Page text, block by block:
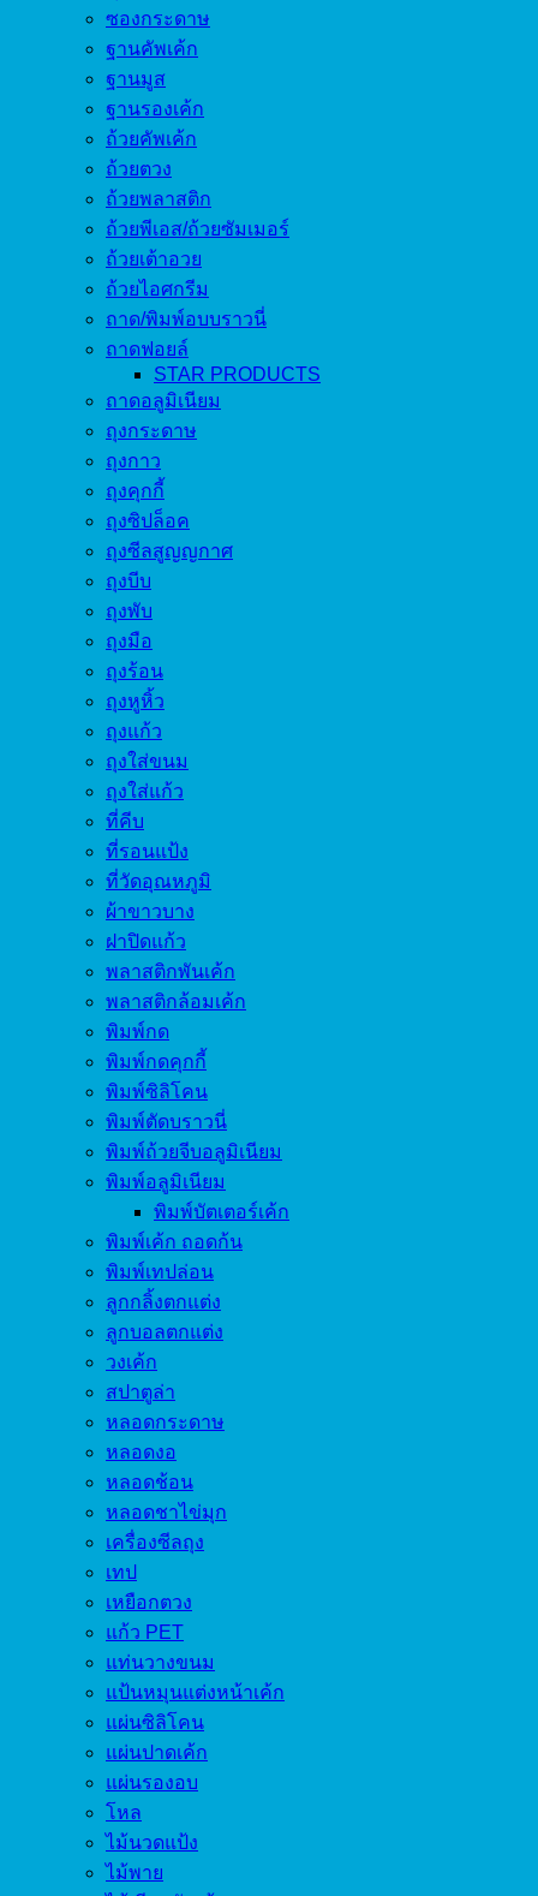
ซองกระดาษ
ฐานคัพเค้ก
ฐานมูส
ฐานรองเค้ก
ถ้วยคัพเค้ก
ถ้วยตวง
ถ้วยพลาสติก
ถ้วยพีเอส/ถ้วยซัมเมอร์
ถ้วยเต้าอวย
ถ้วยไอศกรีม
ถาด/พิมพ์อบบราวนี่
ถาดฟอยล์
STAR PRODUCTS
ถาดอลูมิเนียม
ถุงกระดาษ
ถุงกาว
ถุงคุกกี้
ถุงซิปล็อค
ถุงซีลสูญญกาศ
ถุงบีบ
ถุงพับ
ถุงมือ
ถุงร้อน
ถุงหูหิ้ว
ถุงแก้ว
ถุงใส่ขนม
ถุงใส่แก้ว
ที่คีบ
ที่รอนแป้ง
ที่วัดอุณหภูมิ
ผ้าขาวบาง
ฝาปิดแก้ว
พลาสติกพันเค้ก
พลาสติกล้อมเค้ก
พิมพ์กด
พิมพ์กดคุกกี้
พิมพ์ซิลิโคน
พิมพ์ตัดบราวนี่
พิมพ์ถ้วยจีบอลูมิเนียม
พิมพ์อลูมิเนียม
พิมพ์บัตเตอร์เค้ก
พิมพ์เค้ก ถอดก้น
พิมพ์เทปล่อน
ลูกกลิ้งตกแต่ง
ลูกบอลตกแต่ง
วงเค้ก
สปาตูล่า
หลอดกระดาษ
หลอดงอ
หลอดช้อน
หลอดชาไข่มุก
เครื่องซีลถุง
เทป
เหยือกตวง
แก้ว PET
แท่นวางขนม
แป้นหมุนแต่งหน้าเค้ก
แผ่นซิลิโคน
แผ่นปาดเค้ก
แผ่นรองอบ
โหล
ไม้นวดแป้ง
ไม้พาย